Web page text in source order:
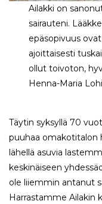
Ailakki on
sairauteni.
epäsopivuus
ajoittaisesti
ollut toivoton,
Henna-Maria
Täytin syksyllä 70
puuhaa omakotitalon
lähellä asuvia
keskinäiseen
ole liiemmin antanut
Harrastamme Ailakin